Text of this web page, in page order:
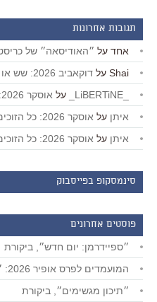
תגובות אחרונות
אחד על ״האודיסאה״ של
Shai על דוקאביב 2026: שש או שבע המלצות
על אוסקר 2026: כל הזוכים
איתן על אוסקר 2026: כל הזוכים
איתן על אוסקר 2026: כל הזוכים
סינמסקופ בפייסבוק
פוסטים אחרונים
״ספיידרמן: יום חדש״, ביקורת
המועמדים לפרס אופיר 2026: ״עצמאות״ מוביל
״תיכון מגשימים״, ביקורת